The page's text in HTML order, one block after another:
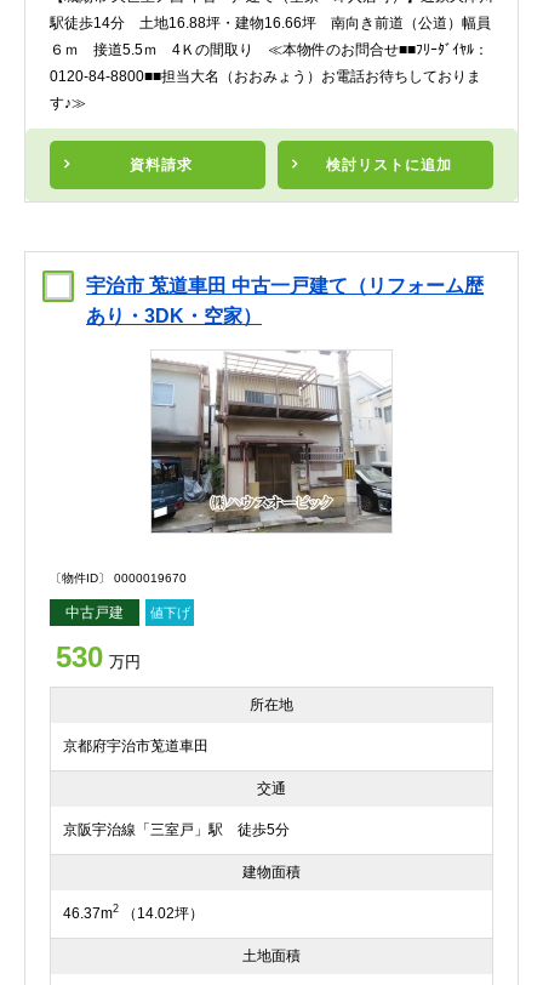
資料請求 検討リスト に追加
駅徒歩14分 土地16.88坪・建物16.66坪 南向き前道（公道）幅員
６ｍ 接道5.5ｍ 4Ｋの間取り ≪本物件のお問合せ■■ﾌﾘｰﾀﾞｲﾔﾙ：
0120-84-8800■■担当大名（おおみょう）お電話お待ちしておりま
す♪≫
宇治市 莵道車田 中古一戸建て（リフォーム歴
あり・3DK・空家）
〔物件ID〕 0000019670
中古戸建 値下げ
530 万円
所在地
京都府宇治市莵道車田
交通
京阪宇治線「三室戸」駅 徒歩5分
建物面積
46.37m2 （14.02坪）
土地面積